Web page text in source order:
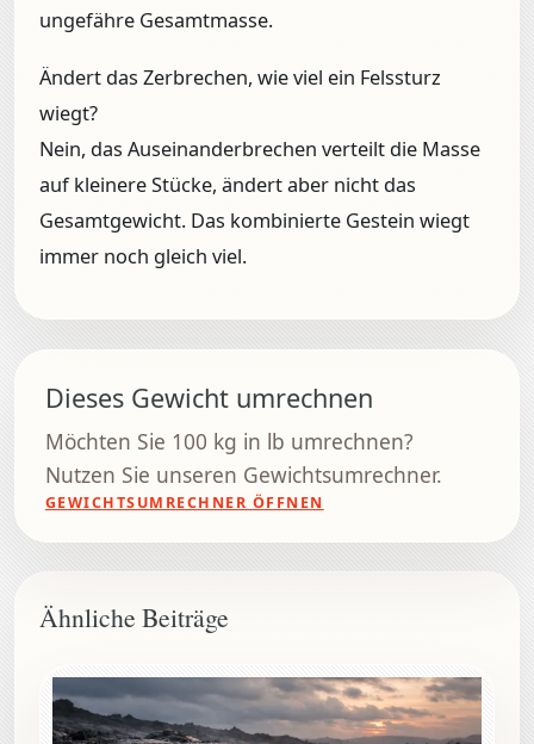
ungefähre Gesamtmasse.
Ändert das Zerbrechen, wie viel ein Felssturz
wiegt?
Nein, das Auseinanderbrechen verteilt die Masse
auf kleinere Stücke, ändert aber nicht das
Gesamtgewicht. Das kombinierte Gestein wiegt
immer noch gleich viel.
Dieses Gewicht umrechnen
Möchten Sie 100 kg in lb umrechnen?
Nutzen Sie unseren Gewichtsumrechner.
GEWICHTSUMRECHNER ÖFFNEN
Ähnliche Beiträge